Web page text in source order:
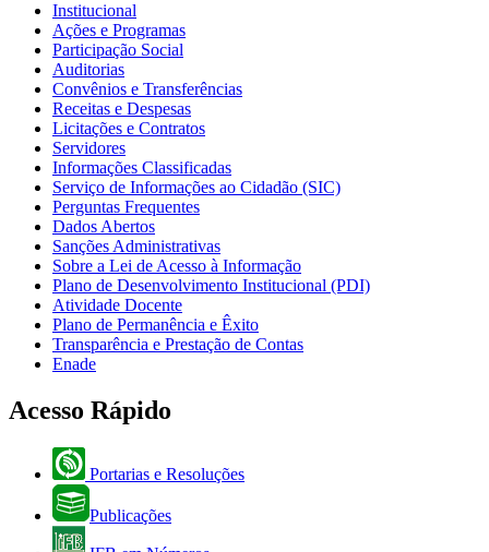
Institucional
Ações e Programas
Participação Social
Auditorias
Convênios e Transferências
Receitas e Despesas
Licitações e Contratos
Servidores
Informações Classificadas
Serviço de Informações ao Cidadão (SIC)
Perguntas Frequentes
Dados Abertos
Sanções Administrativas
Sobre a Lei de Acesso à Informação
Plano de Desenvolvimento Institucional (PDI)
Atividade Docente
Plano de Permanência e Êxito
Transparência e Prestação de Contas
Enade
Acesso Rápido
Portarias e Resoluções
Publicações